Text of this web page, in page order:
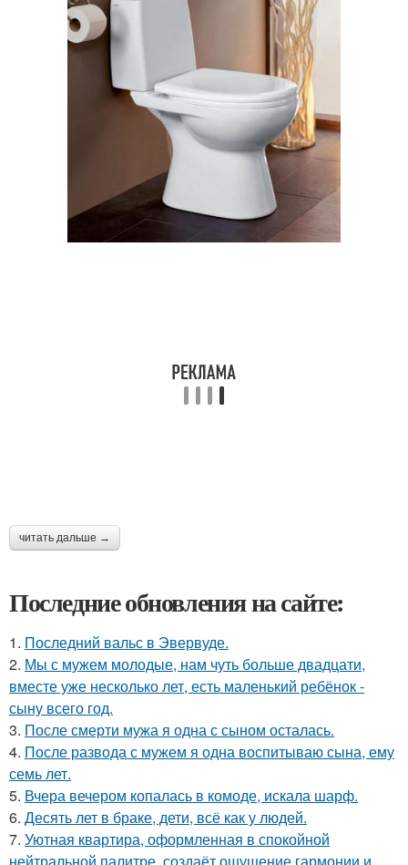
читать дальше →
Последние обновления на сайте:
1. Последний вальс в Эвервуде.
2. Мы с мужем молодые, нам чуть больше двадцати,
вместе уже несколько лет, есть маленький ребёнок -
сыну всего год.
3. После смерти мужа я одна с сыном осталась.
4. После развода с мужем я одна воспитываю сына, ему
семь лет.
5. Вчера вечером копалась в комоде, искала шарф.
6. Десять лет в браке, дети, всё как у людей.
7. Уютная квартира, оформленная в спокойной